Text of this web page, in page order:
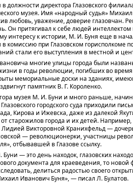
должности директора Глазовского
музея. Имя «народный судья»
любовь, уважение, доверие глазовчан.
Он притягивал к себе людей
интересу к истории, М. И. Буня еще в
комиссию при Глазовском горисполкоме
стали его выступления в местной и
многие улицы города были
в годы революции, погибших во
мемориальные доски на зданиях,
памятник В. Г. Короленко.
музея М. И. Буни и много раньше,
городского суда приходили
Кирова и Ижевска, даже из далекой
от старожилов города и их детей.
Лидией Викторовной Кранихфельд —
— революционерки, участницы
отбывавшей в Глазове ссылку.
— это день находок, глазовских
документа для краеведения, то
делиться радостью своего
Иванович Буня», — писал Л. Булатов.